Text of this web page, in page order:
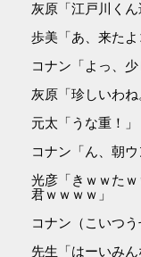
灰原「江戸川く
歩美「あ、来たよ
コナン「よっ、少
灰原「珍しいわね
元太「うな重！」
コナン「ん、朝
光彦「きｗｗた
君ｗｗｗｗ」
コナン（こいつう
先生「はーいみん